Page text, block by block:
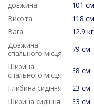
довжина
101 см
Висота
118 см
Вага
12.9 кг
Довжина
спального місця
79 см
Ширина
спального місця
38 см
Глибина сидіння
23 см
Ширина сидіння
33 см